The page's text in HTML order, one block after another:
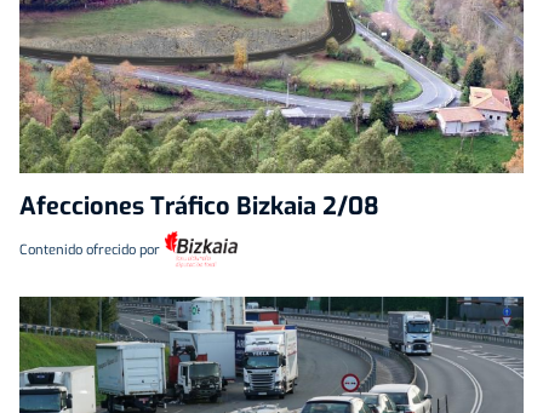
Afecciones Tráfico Bizkaia 2/08
Contenido ofrecido por